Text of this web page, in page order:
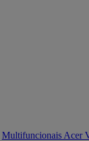
Multifuncionais Acer